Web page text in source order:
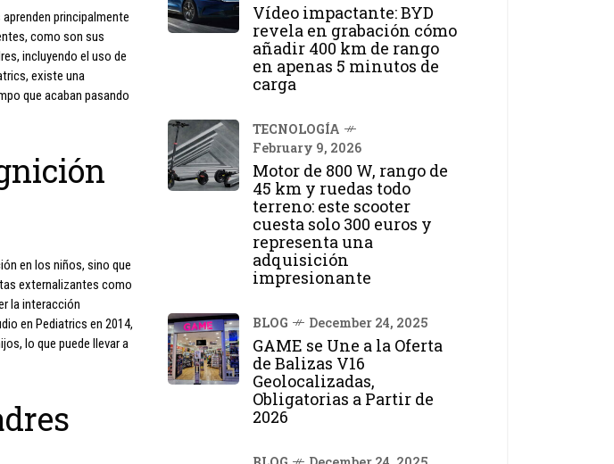
principalmente
como son sus
incluyendo el uso de
existe una
que acaban pasando
en los niños, sino que
externalizantes como
la interacción
en Pediatrics en 2014,
lo que puede llevar a
Vídeo impactante: BYD
revela en grabación cómo
añadir 400 km de rango
en apenas 5 minutos de
carga
TECNOLOGÍA
February 9, 2026
Motor de 800 W, rango de
45 km y ruedas todo
terreno: este scooter
cuesta solo 300 euros y
representa una
adquisición
impresionante
BLOG December 24, 2025
GAME se Une a la Oferta
de Balizas V16
Geolocalizadas,
Obligatorias a Partir de
2026